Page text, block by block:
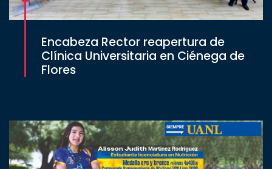
Encabeza Rector reapertura de
Clínica Universitaria en Ciénega de
Flores